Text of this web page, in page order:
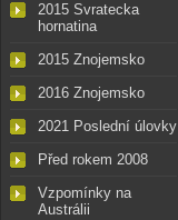
2015 Svratecka
hornatina
2015 Znojemsko
2016 Znojemsko
2021 Poslední úlovky
Před rokem 2008
Vzpomínky na
Austrálii